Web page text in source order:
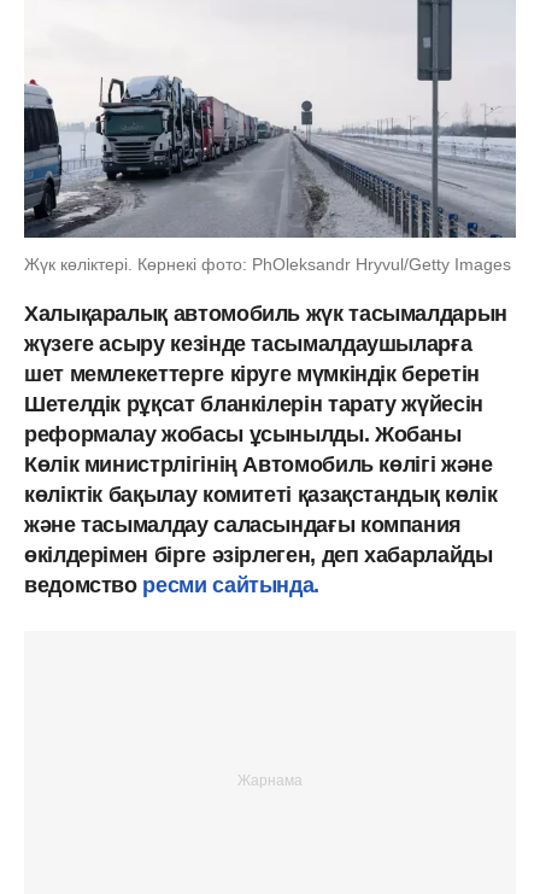
Жүк көліктері. Көрнекі фото: PhOleksandr Hryvul/Getty Images
Халықаралық автомобиль жүк тасымалдарын
жүзеге асыру кезінде тасымалдаушыларға
шет мемлекеттерге кіруге мүмкіндік беретін
Шетелдік рұқсат бланкілерін тарату жүйесін
реформалау жобасы ұсынылды. Жобаны
Көлік министрлігінің Автомобиль көлігі және
көліктік бақылау комитеті қазақстандық көлік
және тасымалдау саласындағы компания
өкілдерімен бірге әзірлеген, деп хабарлайды
ведомство ресми сайтында.